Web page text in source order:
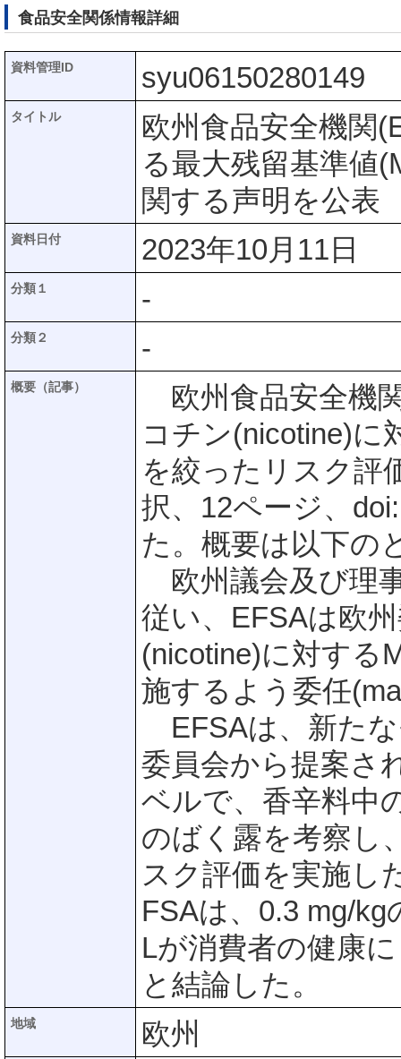
食品安全関係情報詳細
資料管理ID syu06150280149
タイトル
欧州食品安全機関
る最大残留基準値
関する声明を公表
資料日付 2023年10月11日
分類１ -
分類２ -
概要（記事）
欧州食品安全機
コチン(nicotine)に
を絞ったリスク評
択、12ページ、
た。概要は以下の
欧州議会及び理
従い、EFSAは欧
(nicotine)に対する
施するよう委任
EFSAは、新た
委員会から提案さ
ベルで、香辛料中
のばく露を考察し
スク評価を実施し
FSAは、0.3 mg/
Lが消費者の健康
と結論した。
地域 欧州